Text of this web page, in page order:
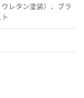
レタン塗装）、ブラ